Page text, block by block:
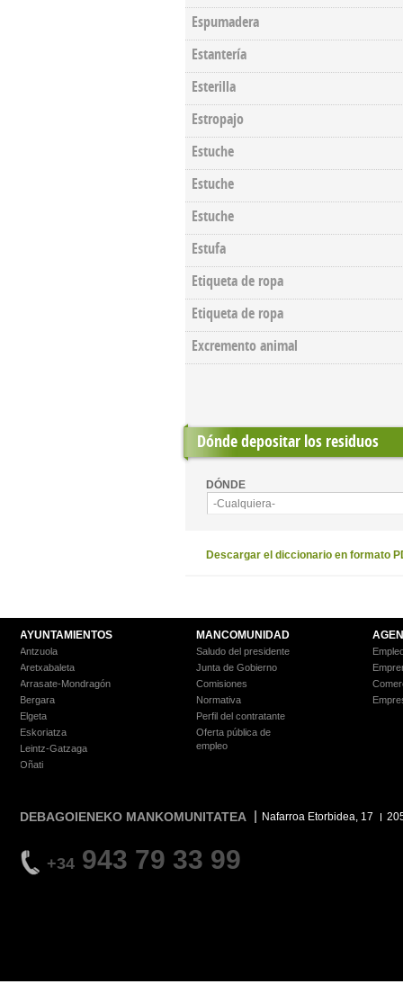
Espumadera
Estantería
Esterilla
Estropajo
Estuche
Estuche
Estuche
Estufa
Etiqueta de ropa
Etiqueta de ropa
Excremento animal
Dónde depositar los residuos
DÓNDE
-Cualquiera-
Descargar el diccionario en formato
AYUNTAMIENTOS
Antzuola
Aretxabaleta
Arrasate-Mondragón
Bergara
Elgeta
Eskoriatza
Leintz-Gatzaga
Oñati
MANCOMUNIDAD
Saludo del presidente
Junta de Gobierno
Comisiones
Normativa
Perfil del contratante
Oferta pública de
empleo
DEBAGOIENEKO MANKOMUNITATEA Nafarroa Etorbidea, 17
+34 943 79 33 99